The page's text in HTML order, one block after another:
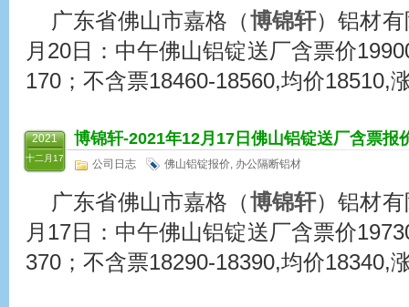
广东省佛山市嘉格（博锦轩）铝材
月20日：中午佛山铝锭送厂含票价
170；不含票18460-18560,均价18510,
2021
十二月17
博锦轩-2021年12月17日佛山铝锭送厂含票报
公司日志 佛山铝锭报价, 办公隔断铝材
广东省佛山市嘉格（博锦轩）铝材
月17日：中午佛山铝锭送厂含票价
370；不含票18290-18390,均价18340,